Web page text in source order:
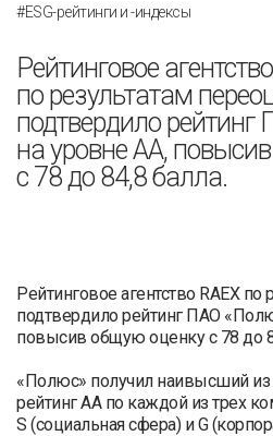
#ESG-рейтинги и -индексы
Рейтинговое
по результатам
подтвердило
на уровне АА,
с 78 до 84,8 балла.
Рейтинговое агентство RAEX
подтвердило рейтинг ПАО
повысив общую оценку с 78 до
«Полюс» получил наивысший
рейтинг АА по каждой из трех
S (социальная сфера) и G